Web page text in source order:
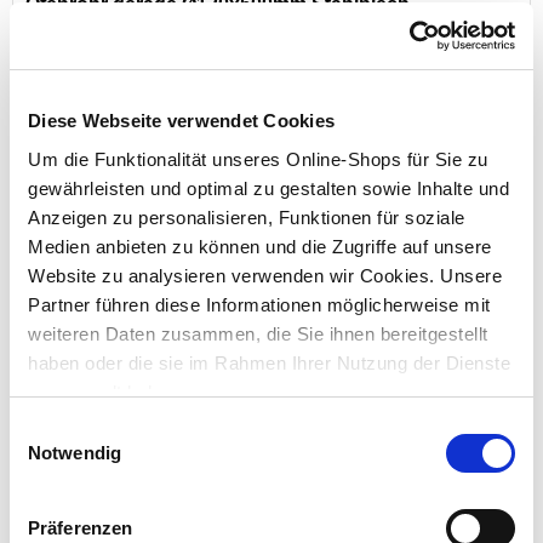
Diese Webseite verwendet Cookies
Um die Funktionalität unseres Online-Shops für Sie zu
gewährleisten und optimal zu gestalten sowie Inhalte und
Anzeigen zu personalisieren, Funktionen für soziale
Medien anbieten zu können und die Zugriffe auf unsere
Website zu analysieren verwenden wir Cookies. Unsere
Partner führen diese Informationen möglicherweise mit
weiteren Daten zusammen, die Sie ihnen bereitgestellt
haben oder die sie im Rahmen Ihrer Nutzung der Dienste
gesammelt haben.
Notwendig
Präferenzen
Ofenrohr gerade Ø120x500mm Stahlblech
7,99 €
nur im